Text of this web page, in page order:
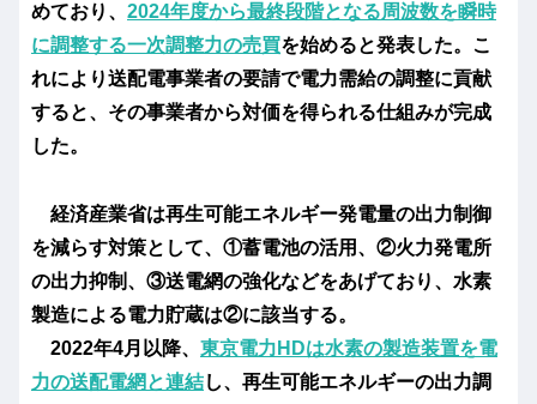
めており、 2024年度から最終段階となる周波数を瞬時
に調整する一次調整力の売買を始めると発表した。こ
れにより送配電事業者の要請で電力需給の調整に貢献
すると、その事業者から対価を得られる仕組みが完成
した。
経済産業省は再生可能エネルギー発電量の出力制御
を減らす対策として、①蓄電池の活用、②火力発電所
の出力抑制、③送電網の強化などをあげており、水素
製造による電力貯蔵は②に該当する。
2022年4月以降、 東京電力HDは水素の製造装置を電
力の送配電網と連結し、再生可能エネルギーの出力調